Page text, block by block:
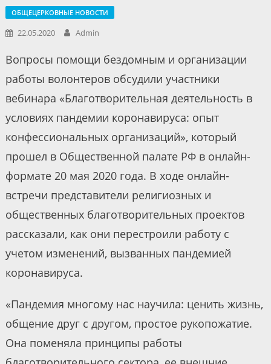
ОБЩЕЦЕРКОВНЫЕ НОВОСТИ
22.05.2020 Admin
Вопросы помощи бездомным и организации
работы волонтеров обсудили участники
вебинара «Благотворительная деятельность в
условиях пандемии коронавируса: опыт
конфессиональных организаций», который
прошел в Общественной палате РФ в онлайн-
формате 20 мая 2020 года. В ходе онлайн-
встречи представители религиозных и
общественных благотворительных проектов
рассказали, как они перестроили работу с
учетом изменений, вызванных пандемией
коронавируса.
«Пандемия многому нас научила: ценить жизнь,
общение друг с другом, простое рукопожатие.
Она поменяла принципы работы